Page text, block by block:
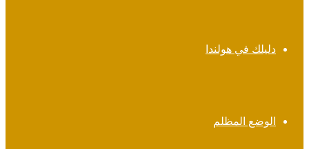
دليلك في هولندا
الوضع المظلم